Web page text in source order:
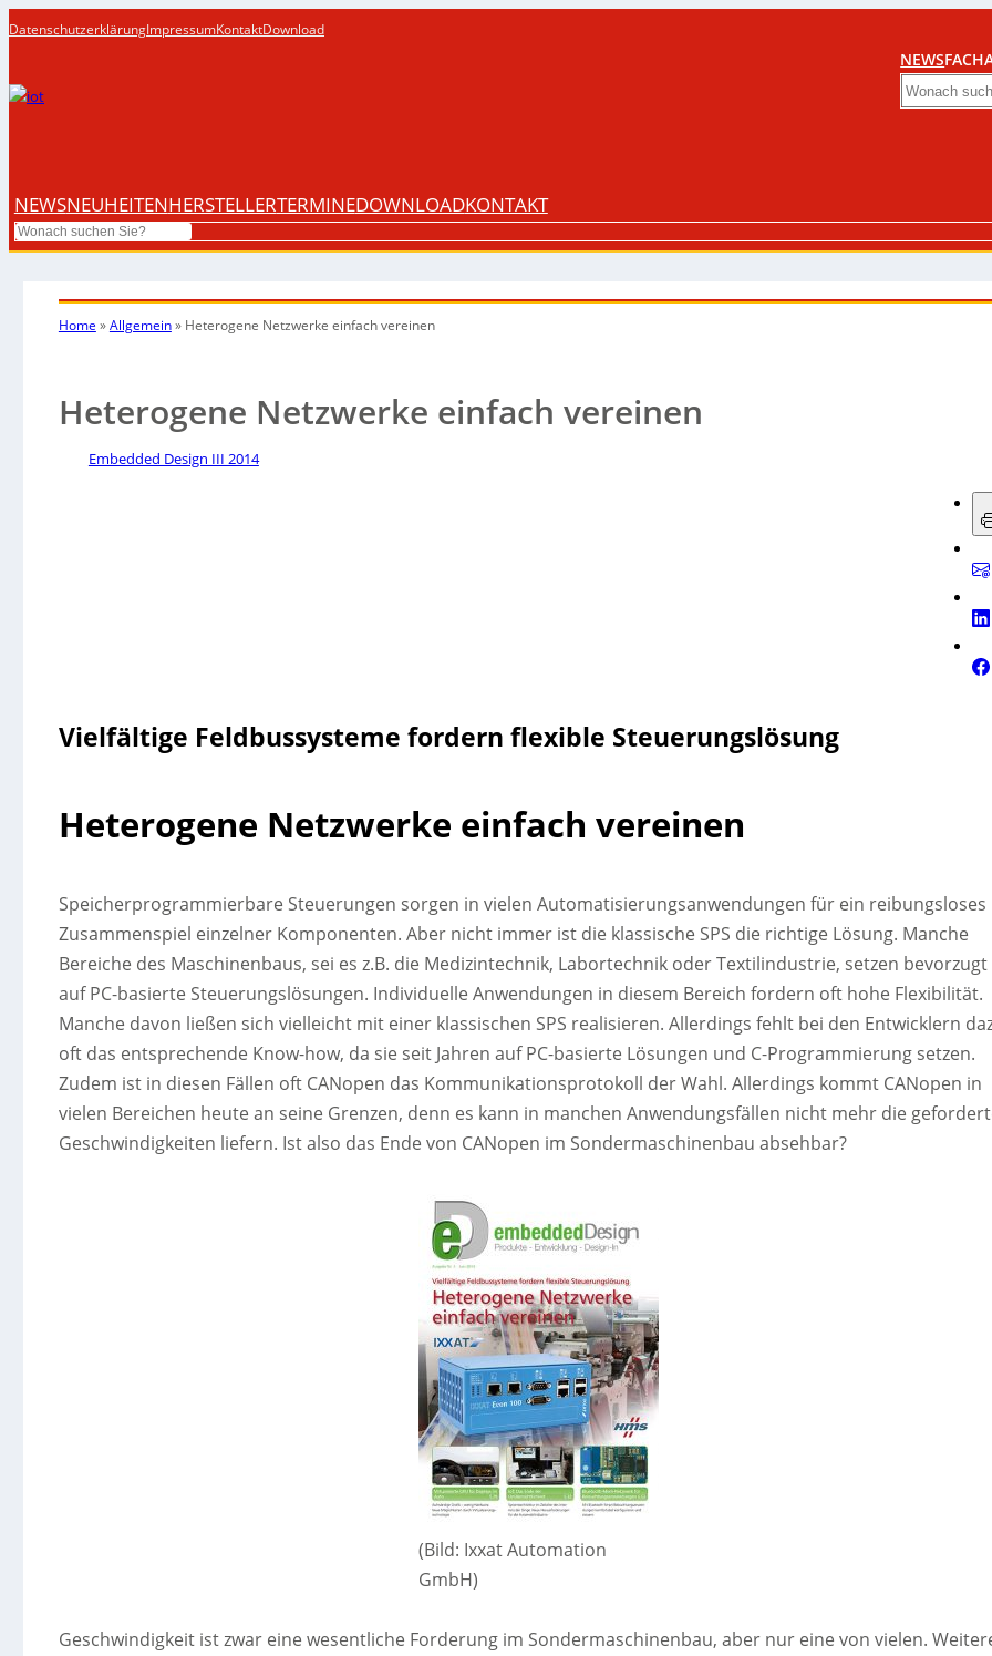
DatenschutzerklärungImpressumKontaktDownload
NEWS
Search
NEWSNEUHEITENHERSTELLERTERMINEDOWNLOADKONTAKT
Search
Home »Allgemein» Heterogene Netzwerke einfach vereinen
Heterogene Netzwerke einfach vereinen
Embedded Design III 2014
Vielfältige Feldbussysteme fordern flexible Steuerungslösung
Heterogene Netzwerke einfach vereinen
Speicherprogrammierbare Steuerungen sorgen in vielen Automatisierungsanwendungen für ein reibungsloses
Zusammenspiel einzelner Komponenten. Aber nicht immer ist die klassische SPS die richtige Lösung. Manche
Bereiche des Maschinenbaus, sei es z.B. die Medizintechnik, Labortechnik oder Textilindustrie, setzen bevorzugt
auf PC-basierte Steuerungslösungen. Individuelle Anwendungen in diesem Bereich fordern oft hohe Flexibilität.
Manche davon ließen sich vielleicht mit einer klassischen SPS realisieren. Allerdings fehlt bei den Entwicklern
oft das entsprechende Know-how, da sie seit Jahren auf PC-basierte Lösungen und C-Programmierung setzen.
Zudem ist in diesen Fällen oft CANopen das Kommunikationsprotokoll der Wahl. Allerdings kommt CANopen in
vielen Bereichen heute an seine Grenzen, denn es kann in manchen Anwendungsfällen nicht mehr die
Geschwindigkeiten liefern. Ist also das Ende von CANopen im Sondermaschinenbau absehbar?
(Bild: Ixxat Automation
GmbH)
Geschwindigkeit ist zwar eine wesentliche Forderung im Sondermaschinenbau, aber nur eine von vielen.